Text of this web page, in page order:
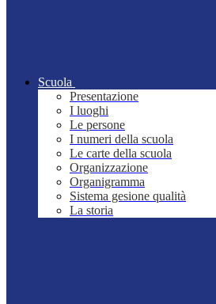
Scuola
Presentazione
I luoghi
Le persone
I numeri della scuola
Le carte della scuola
Organizzazione
Organigramma
Sistema gesione qualità
La storia